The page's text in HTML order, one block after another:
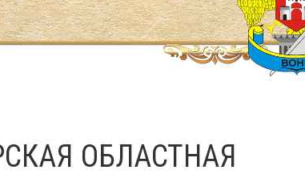
ОБЛАСТНАЯ